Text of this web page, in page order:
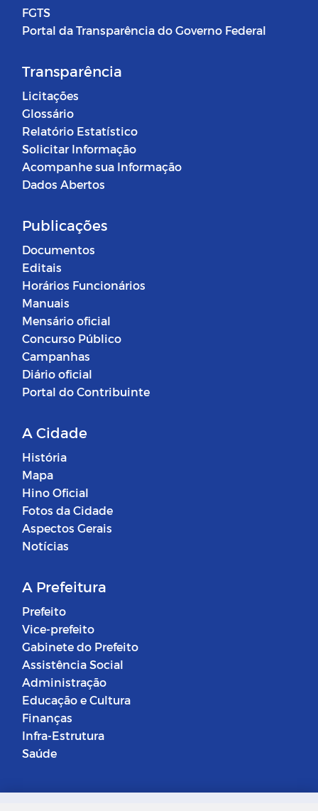
FGTS
Portal da Transparência do Governo Federal
Transparência
Licitações
Glossário
Relatório Estatístico
Solicitar Informação
Acompanhe sua Informação
Dados Abertos
Publicações
Documentos
Editais
Horários Funcionários
Manuais
Mensário oficial
Concurso Público
Campanhas
Diário oficial
Portal do Contribuinte
A Cidade
História
Mapa
Hino Oficial
Fotos da Cidade
Aspectos Gerais
Notícias
A Prefeitura
Prefeito
Vice-prefeito
Gabinete do Prefeito
Assistência Social
Administração
Educação e Cultura
Finanças
Infra-Estrutura
Saúde